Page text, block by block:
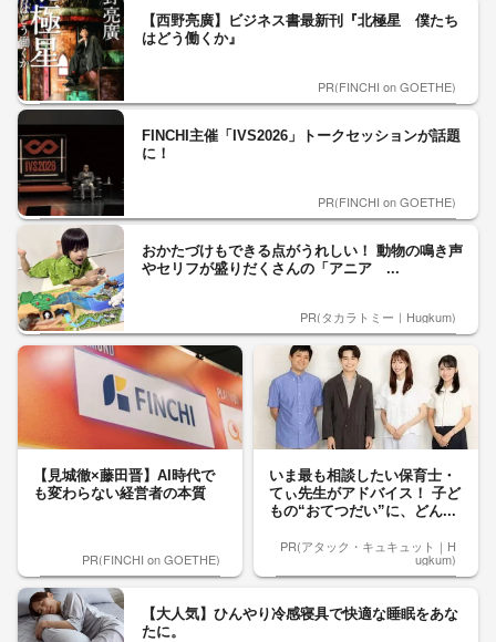
【西野亮廣】ビジネス書最新刊『北極星 僕たち
はどう働くか』
PR(FINCHI on GOETHE)
FINCHI主催「IVS2026」トークセッションが話題
に！
PR(FINCHI on GOETHE)
おかたづけもできる点がうれしい！ 動物の鳴き声
やセリフが盛りだくさんの「アニア ...
PR(タカラトミー｜Hugkum)
【見城徹×藤田晋】AI時代で
も変わらない経営者の本質
PR(FINCHI on GOETHE)
いま最も相談したい保育士・
てぃ先生がアドバイス！ 子ど
もの“おてつだい”に、どん...
PR(アタック・キュキュット｜H
ugkum)
【大人気】ひんやり冷感寝具で快適な睡眠をあな
たに。